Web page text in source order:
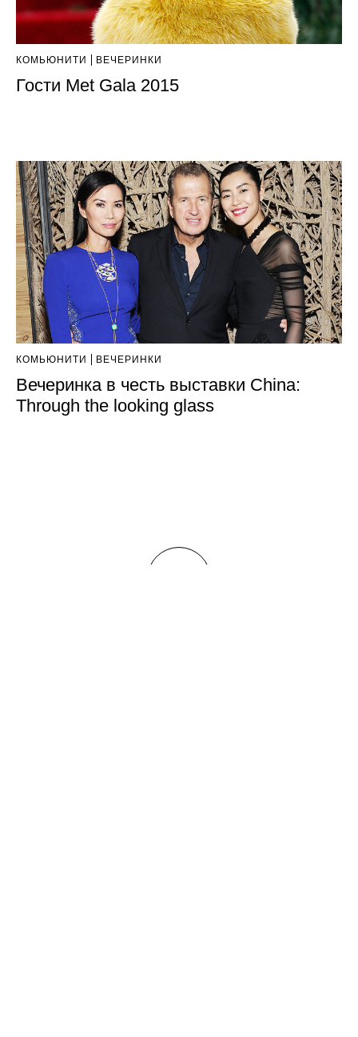
КОМЬЮНИТИ ВЕЧЕРИНКИ
Гости Met Gala 2015
КОМЬЮНИТИ ВЕЧЕРИНКИ
Вечеринка в честь выставки China:
Through the looking glass